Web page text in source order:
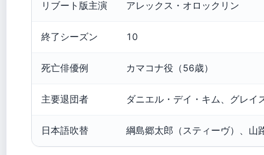
リブート版主演 アレックス・オロックリン
終了シーズン 10
死亡俳優例 カマコナ役（56歳）
主要退団者 ダニエル・デイ・キム、グレイ
日本語吹替 綱島郷太郎（スティーヴ）、山